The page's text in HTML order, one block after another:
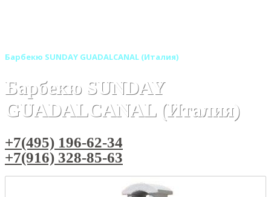
Барбекю SUNDAY GUADALCANAL (Италия)
Барбекю SUNDAY
GUADALCANAL (Италия)
+7(495) 196-62-34
+7(916) 328-85-63